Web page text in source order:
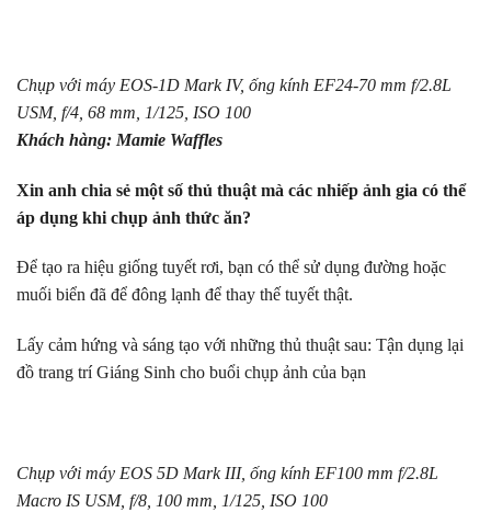
Chụp với máy EOS-1D Mark IV, ống kính EF24-70 mm f/2.8L
USM, f/4, 68 mm, 1/125, ISO 100
Khách hàng: Mamie Waffles
Xin anh chia sẻ một số thủ thuật mà các nhiếp ảnh gia có thể
áp dụng khi chụp ảnh thức ăn?
Để tạo ra hiệu giống tuyết rơi, bạn có thể sử dụng đường hoặc
muối biển đã để đông lạnh để thay thế tuyết thật.
Lấy cảm hứng và sáng tạo với những thủ thuật sau: Tận dụng lại
đồ trang trí Giáng Sinh cho buổi chụp ảnh của bạn
Chụp với máy EOS 5D Mark III, ống kính EF100 mm f/2.8L
Macro IS USM, f/8, 100 mm, 1/125, ISO 100